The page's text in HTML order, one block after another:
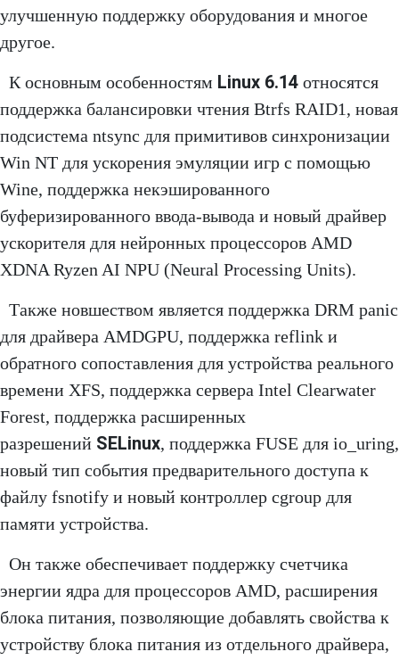
улучшенную поддержку оборудования и многое
другое.
К основным особенностям Linux 6.14 относятся
поддержка балансировки чтения Btrfs RAID1, новая
подсистема ntsync для примитивов синхронизации
Win NT для ускорения эмуляции игр с помощью
Wine, поддержка некэшированного
буферизированного ввода-вывода и новый драйвер
ускорителя для нейронных процессоров AMD
XDNA Ryzen AI NPU (Neural Processing Units).
Также новшеством является поддержка DRM panic
для драйвера AMDGPU, поддержка reflink и
обратного сопоставления для устройства реального
времени XFS, поддержка сервера Intel Clearwater
Forest, поддержка расширенных
разрешений SELinux, поддержка FUSE для io_uring,
новый тип события предварительного доступа к
файлу fsnotify и новый контроллер cgroup для
памяти устройства.
Он также обеспечивает поддержку счетчика
энергии ядра для процессоров AMD, расширения
блока питания, позволяющие добавлять свойства к
устройству блока питания из отдельного драйвера,